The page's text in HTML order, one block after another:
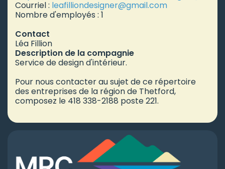
Courriel : leafilliondesigner@gmail.com
Nombre d'employés : 1
Contact
Léa Fillion
Description de la compagnie
Service de design d'intérieur.
Pour nous contacter au sujet de ce répertoire
des entreprises de la région de Thetford,
composez le 418 338-2188 poste 221.